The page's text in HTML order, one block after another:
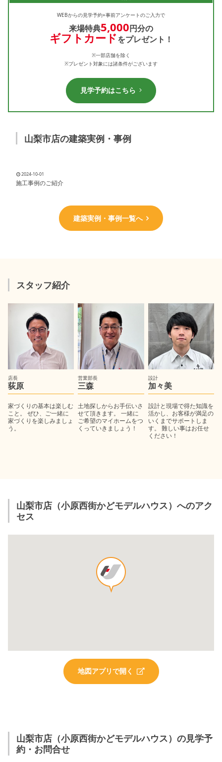
WEBからの見学予約+事前アンケートのご入力で
来場特典5,000円分の
ギフトカードをプレゼント！
※一部店舗を除く
※プレゼント対象には諸条件がございます
見学予約はこちら
山梨市店の建築実例・事例
2024-10-01
施工事例のご紹介
建築実例・事例一覧へ
スタッフ紹介
店長
荻原
家づくりの基本は楽しむ
こと。 ぜひ、ご一緒に
家づくりを楽しみましょ
う。
営業部長
三森
土地探しからお手伝いさ
せて頂きます。 一緒に
ご希望のマイホームをつ
くっていきましょう！
設計
加々美
設計と現場で得た知識を
活かし、お客様が満足の
いくまでサポートしま
す。 難しい事はお任せ
ください！
山梨市店（小原西街かどモデルハウス）へのアク
セス
地図アプリで開く
山梨市店（小原西街かどモデルハウス）の見学予
約・お問合せ